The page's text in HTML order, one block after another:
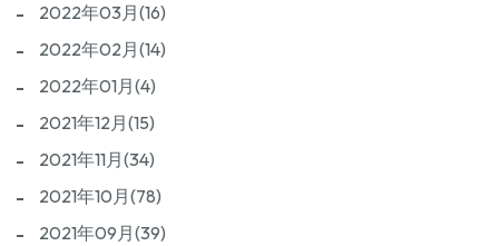
2022年03月(16)
2022年02月(14)
2022年01月(4)
2021年12月(15)
2021年11月(34)
2021年10月(78)
2021年09月(39)